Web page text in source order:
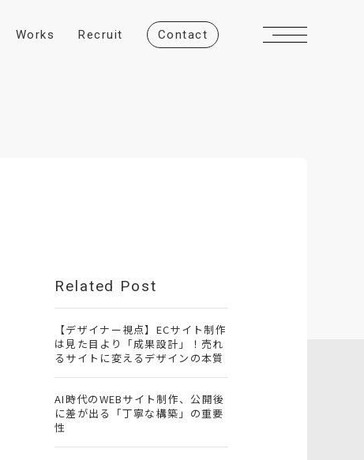
Works Recruit Contact
Related Post
【デザイナー視点】ECサイト制作
は見た目より「成果設計」！売れ
るサイトに変えるデザインの本質
AI時代のWEBサイト制作、公開後
に差が出る「丁寧な構築」の重要
性